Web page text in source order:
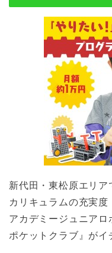
新代田・東松原エリア
カリキュラムの充実
アカデミージュニア
ポケットクラブ』がイ